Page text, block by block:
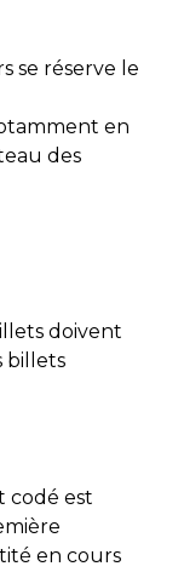
se réserve le
en
des
doivent
billets
codé est
en cours